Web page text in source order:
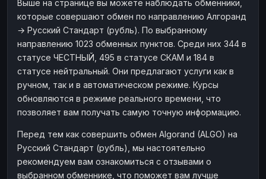
Выше на странице вы можете наблюдать обменники,
которые совершают обмен по направлению Алгоранд
→ Русский Стандарт (рубль). По выбранному
направлению 1023 обменных пунктов. Среди них 344 в
статусе ЧЕСТНЫЙ, 495 в статусе СКАМ и 184 в
статусе нейтральный. Они предлагают услуги как в
ручном, так и в автоматическом режиме. Курсы
обновляются в режиме реального времени, что
позволяет вам получать самую точную информацию.
Перед тем как совершить обмен Algorand (ALGO) на
Русский Стандарт (рубль), мы настоятельно
рекомендуем вам ознакомиться с отзывами о
выбранном обменнике, что поможет вам лучше